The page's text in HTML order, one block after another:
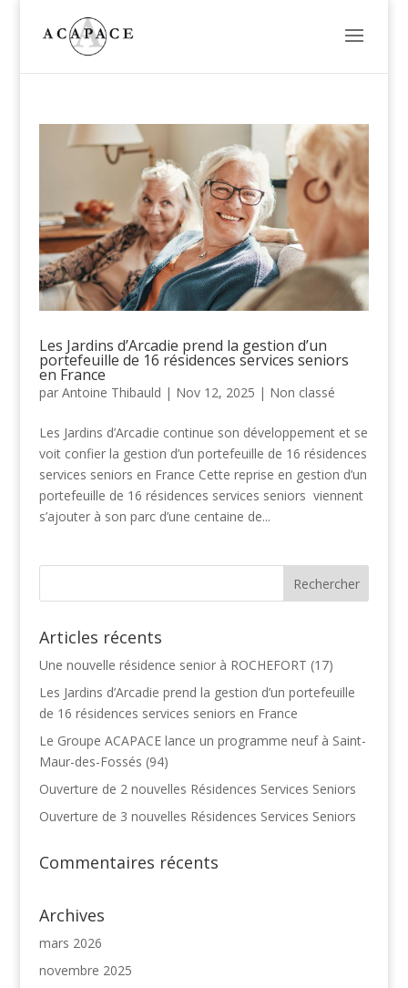
Les Jardins d’Arcadie prend la gestion d’un
portefeuille de 16 résidences services seniors
en France
par Antoine Thibauld | Nov 12, 2025 | Non classé
Les Jardins d’Arcadie continue son développement et se
voit confier la gestion d’un portefeuille de 16 résidences
services seniors en France Cette reprise en gestion d’un
portefeuille de 16 résidences services seniors viennent
s’ajouter à son parc d’une centaine de...
Articles récents
Une nouvelle résidence senior à ROCHEFORT (17)
Les Jardins d’Arcadie prend la gestion d’un portefeuille
de 16 résidences services seniors en France
Le Groupe ACAPACE lance un programme neuf à Saint-
Maur-des-Fossés (94)
Ouverture de 2 nouvelles Résidences Services Seniors
Ouverture de 3 nouvelles Résidences Services Seniors
Commentaires récents
Archives
mars 2026
novembre 2025